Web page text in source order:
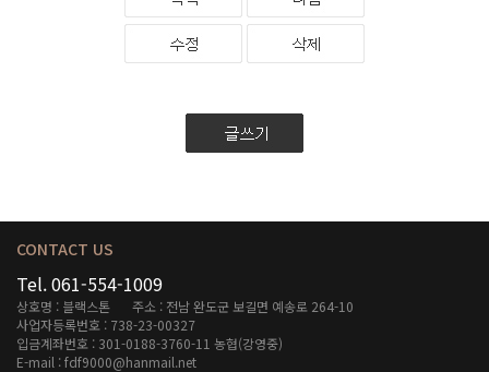
CONTACT US
Tel. 061-554-1009
상호명 : 블랙스톤
주소 : 전남 완도군 보길면 예송로 264-10
사업자등록번호 : 738-23-00327
입금계좌번호 : 301-0188-3760-11 농협(강영중)
E-mail : fdf9000@hanmail.net